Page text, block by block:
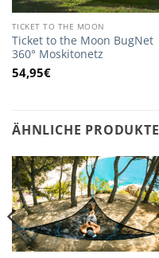
TICKET TO THE MOON
Ticket to the Moon BugNet
360° Moskitonetz
54,95€
ÄHNLICHE PRODUKTE